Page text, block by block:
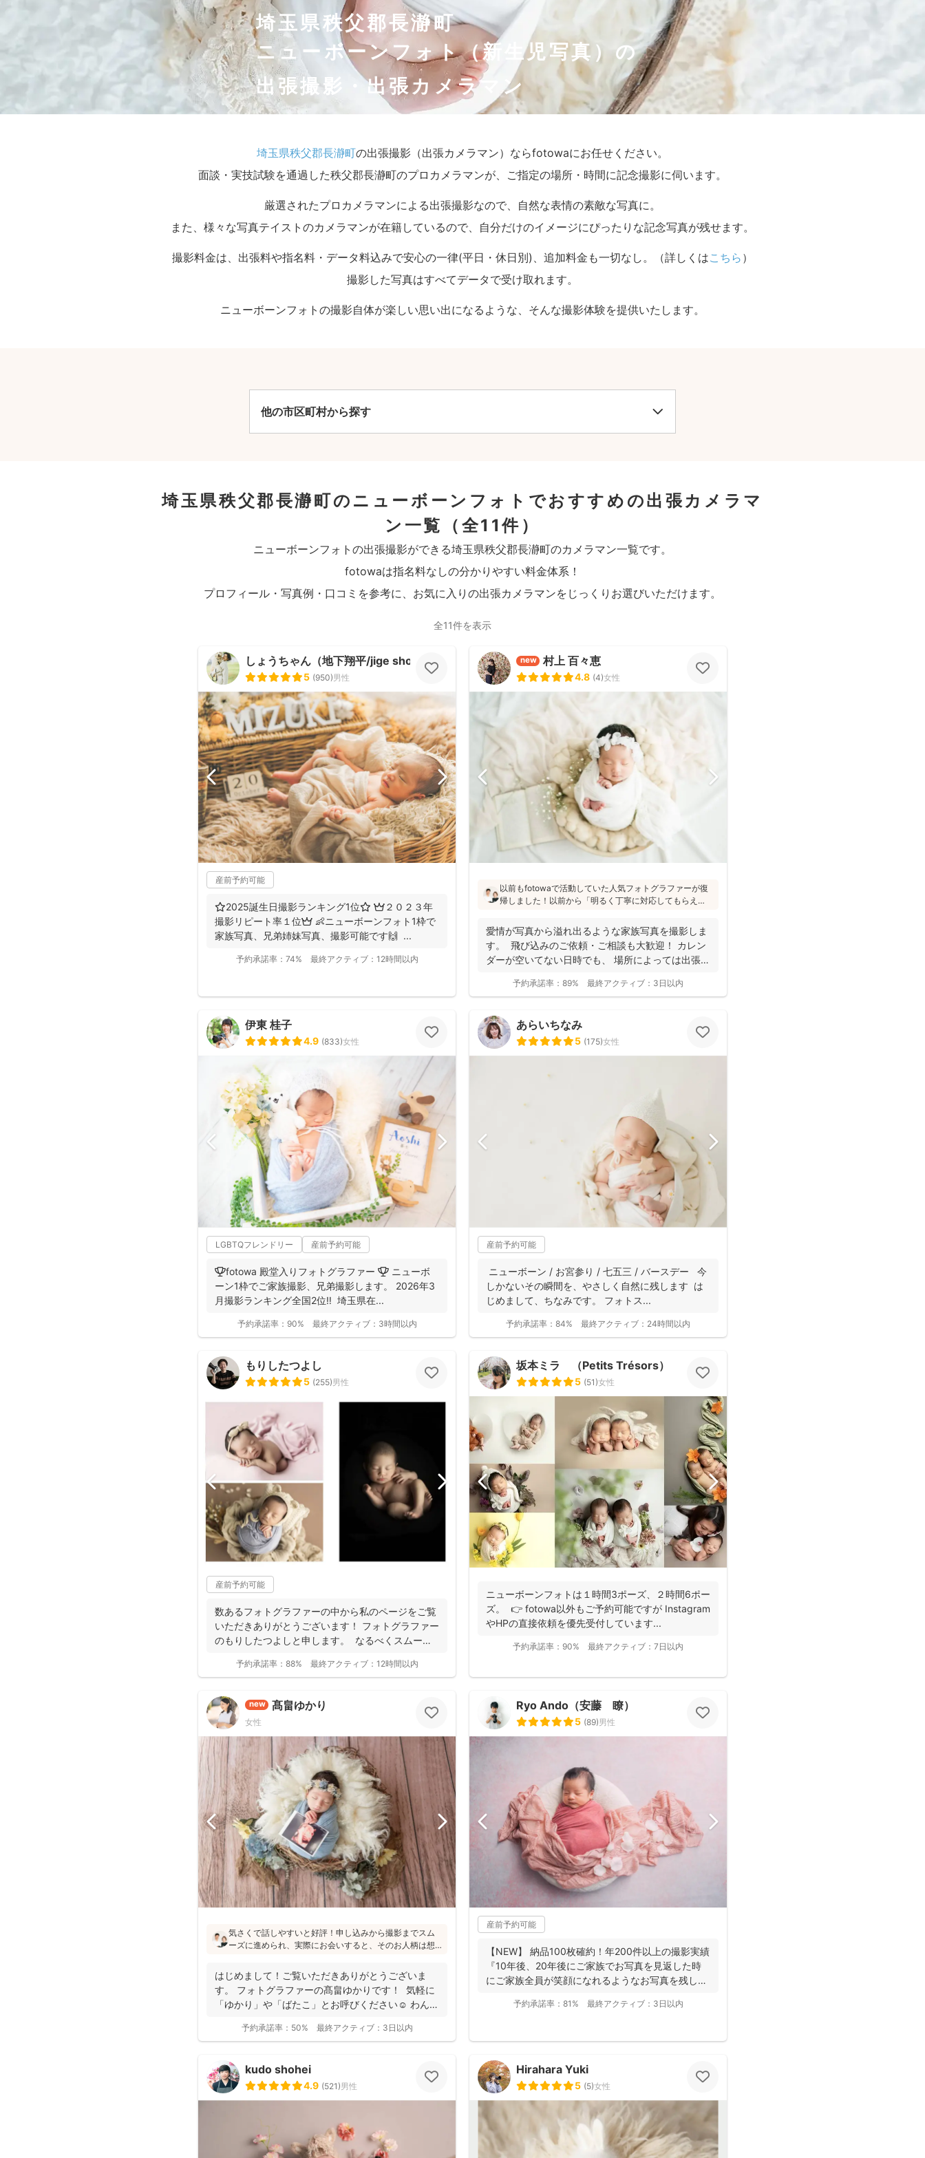
埼玉県秩父郡長瀞町
ニューボーンフォト（新生児写真）の
出張撮影・出張カメラマン
埼玉県秩父郡長瀞町の出張撮影（出張カメラマン）ならfotowaにお任せください。
面談・実技試験を通過した秩父郡長瀞町のプロカメラマンが、ご指定の場所・時間に記念撮影に伺います。
厳選されたプロカメラマンによる出張撮影なので、自然な表情の素敵な写真に。
また、様々な写真テイストのカメラマンが在籍しているので、自分だけのイメージにぴったりな記念写真が残せます。
撮影料金は、出張料や指名料・データ料込みで安心の一律(平日・休日別)、追加料金も一切なし。（詳しくはこちら ）
撮影した写真はすべてデータで受け取れます。
ニューボーンフォトの撮影自体が楽しい思い出になるような、そんな撮影体験を提供いたします。
他の市区町村から探す
埼玉県秩父郡長瀞町のニューボーンフォトでおすすめの出張カメラマ
ン一覧
（全11件）
ニューボーンフォトの出張撮影ができる埼玉県秩父郡長瀞町のカメラマン一覧です。
fotowaは指名料なしの分かりやすい料金体系！
プロフィール・写真例・口コミを参考に、お気に入りの出張カメラマンをじっくりお選びいただけます。
全11件を表示
しょうちゃん（地下翔平/jige shohe）
5 (950)男性
産前予約可能
⭐️2025誕生日撮影ランキング1位⭐️ 👑２０２３年
撮影リピート率１位👑 👶ニューボーンフォト1枠で
家族写真、兄弟姉妹写真、撮影可能です🙌 ...
予約承諾率： 74% 最終アクティブ： 12時間以内
new 村上 百々恵
4.8 (4)女性
以前もfotowaで活動していた人気フォトグラファーが復
帰しました！以前から「明るく丁寧に対応してもらえ
と好評です♪特にニューボーンフォトは様々な研修を受講
し、クオリティ高いお写真をお届けされています(^^)
愛情が写真から溢れ出るような家族写真を撮影しま
す。 飛び込みのご依頼・ご相談も大歓迎！ カレン
ダーが空いてない日時でも、 場所によっては出張で
予約承諾率： 89% 最終アクティブ： 3日以内
伊東 桂子
4.9 (833)女性
LGBTQフレンドリー 産前予約可能
🏆fotowa 殿堂入りフォトグラファー 🏆 ニューボ
ーン1枠でご家族撮影、兄弟撮影します。 2026年3
月撮影ランキング全国2位‼️ 埼玉県在...
予約承諾率： 90% 最終アクティブ： 3時間以内
あらいちなみ
5 (175)女性
産前予約可能
ニューボーン / お宮参り / 七五三 / バースデー 今
しかないその瞬間を、やさしく自然に残します は
じめまして、ちなみです。 フォトス...
予約承諾率： 84% 最終アクティブ： 24時間以内
もりしたつよし
5 (255)男性
産前予約可能
数あるフォトグラファーの中から私のページをご覧
いただきありがとうございます！ フォトグラファー
のもりしたつよしと申します。 なるべくスムーズ
予約承諾率： 88% 最終アクティブ： 12時間以内
坂本ミラ （Petits Trésors）
5 (51)女性
ニューボーンフォトは１時間3ポーズ、２時間6ポー
ズ。 👉 fotowa以外もご予約可能ですが Instagram
やHPの直接依頼を優先受付しています...
予約承諾率： 90% 最終アクティブ： 7日以内
new 髙畠ゆかり
女性
気さくで話しやすいと好評！申し込みから撮影までスム
ーズに進められ、実際にお会いすると、そのお人柄は想
フォトの研修をしっかり受講され、ウェディング業界経
験もあり、赤ちゃんから大人まで安心してお写りいただ
けます♪
はじめまして！ご覧いただきありがとうございま
す。 フォトグラファーの髙畠ゆかりです！ 気軽に
「ゆかり」や「ばたこ」とお呼びください☺︎ わんぱ
予約承諾率： 50% 最終アクティブ： 3日以内
Ryo Ando（安藤 瞭）
5 (89)男性
産前予約可能
【NEW】 納品100枚確約！年200件以上の撮影実績
『10年後、20年後にご家族でお写真を見返した時
にご家族全員が笑顔になれるようなお写真を残し
予約承諾率： 81% 最終アクティブ： 3日以内
kudo shohei
4.9 (521)男性
Hirahara Yuki
5 (5)女性